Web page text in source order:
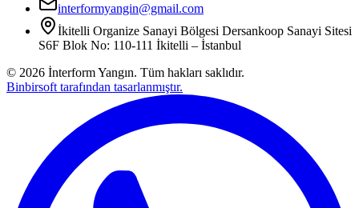
interformyangin@gmail.com
İkitelli Organize Sanayi Bölgesi Dersankoop Sanayi Sitesi
S6F Blok No: 110-111 İkitelli – İstanbul
© 2026 İnterform Yangın. Tüm hakları saklıdır.
Binbirsoft tarafından tasarlanmıştır.